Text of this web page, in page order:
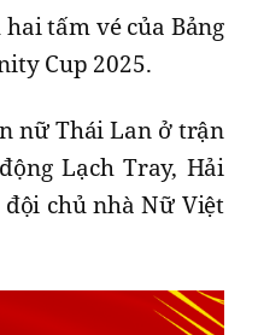
tấm vé của Bảng
Cup 2025.
nữ Thái Lan ở trận
Lạch Tray, Hải
chủ nhà Nữ Việt